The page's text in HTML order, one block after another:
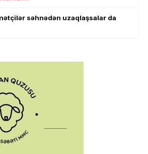
səhnədən uzaqlaşsalar da